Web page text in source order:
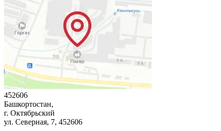
452606
Башкортостан,
г. Октябрьский
ул. Северная, 7, 452606